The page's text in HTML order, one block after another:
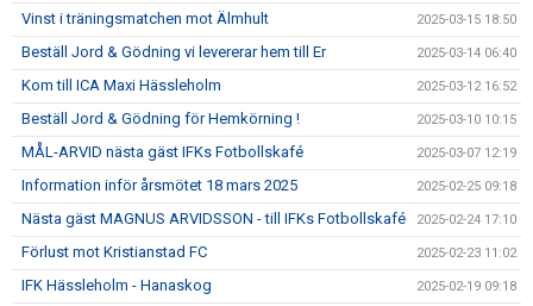
Vinst i träningsmatchen mot Älmhult 2025-03-15 18:50
Beställ Jord & Gödning vi levererar hem till Er 2025-03-14 06:40
Kom till ICA Maxi Hässleholm 2025-03-12 16:52
Beställ Jord & Gödning för Hemkörning ! 2025-03-10 10:15
MÅL-ARVID nästa gäst IFKs Fotbollskafé 2025-03-07 12:19
Information inför årsmötet 18 mars 2025 2025-02-25 09:18
Nästa gäst MAGNUS ARVIDSSON - till IFKs Fotbollskafé 2025-02-24 17:10
Förlust mot Kristianstad FC 2025-02-23 11:02
IFK Hässleholm - Hanaskog 2025-02-19 09:18